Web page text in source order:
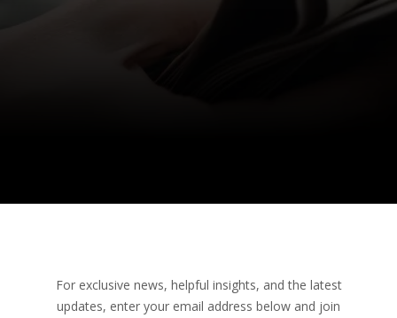
For exclusive news, helpful insights, and the latest
updates, enter your email address below and join